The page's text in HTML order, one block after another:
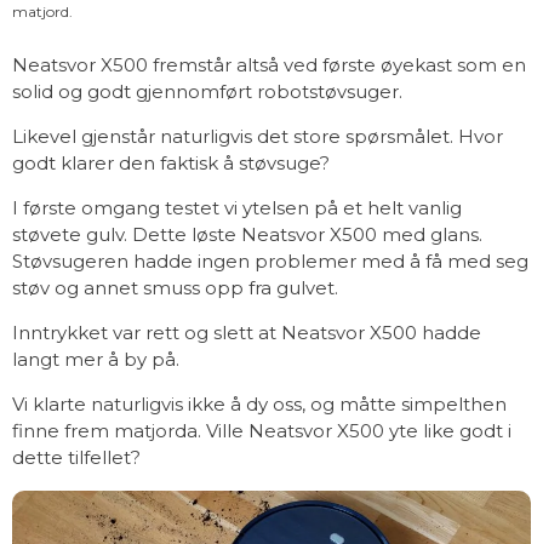
matjord.
Neatsvor X500 fremstår altså ved første øyekast som en
solid og godt gjennomført robotstøvsuger.
Likevel gjenstår naturligvis det store spørsmålet. Hvor
godt klarer den faktisk å støvsuge?
I første omgang testet vi ytelsen på et helt vanlig
støvete gulv. Dette løste Neatsvor X500 med glans.
Støvsugeren hadde ingen problemer med å få med seg
støv og annet smuss opp fra gulvet.
Inntrykket var rett og slett at Neatsvor X500 hadde
langt mer å by på.
Vi klarte naturligvis ikke å dy oss, og måtte simpelthen
finne frem matjorda. Ville Neatsvor X500 yte like godt i
dette tilfellet?